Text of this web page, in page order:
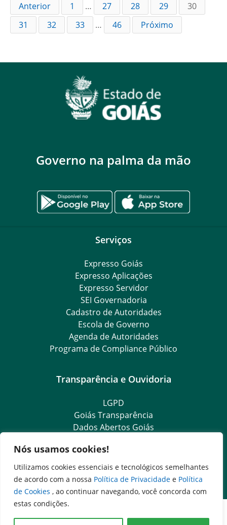
Nós usamos cookies!
Utilizamos cookies essenciais e tecnológicos semelhantes
de acordo com a nossa Política de Privacidade e Política
de Cookies , ao continuar navegando, você concorda com
estas condições.
Anterior 1 … 27 28 29
30
31
32 33 … 46 Próximo
Governo na palma da mão
Serviços
Expresso Goiás
Expresso Aplicações
Expresso Servidor
SEI Governadoria
Cadastro de Autoridades
Escola de Governo
Agenda de Autoridades
Programa de Compliance Público
Transparência e Ouvidoria
LGPD
Goiás Transparência
Dados Abertos Goiás
e-SIC – Serviço Eletrônico de Informação ao Cidadão
Ouvidoria Setorial (Expresso)
Ouvidoria Setorial (Presencial)